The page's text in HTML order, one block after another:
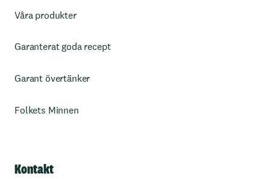
Våra produkter
Garanterat goda recept
Garant övertänker
Folkets Minnen
Kontakt